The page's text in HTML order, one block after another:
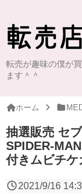
転売が趣味の僕が
ます＾＾
ホーム
抽選販売 セ
SPIDER-
付きムビチケ
2021/9/16